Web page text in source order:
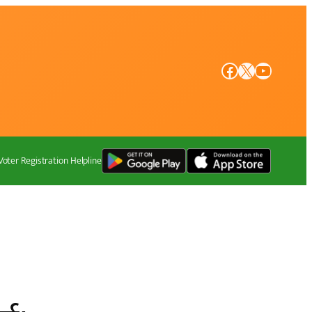
Facebook X YouTube
Registration Helpline